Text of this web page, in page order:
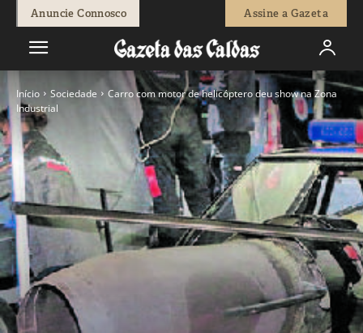
Anuncie Connosco Assine a Gazeta
Início Sociedade
Carro com motor de helicóptero deu show na Zona
Industrial